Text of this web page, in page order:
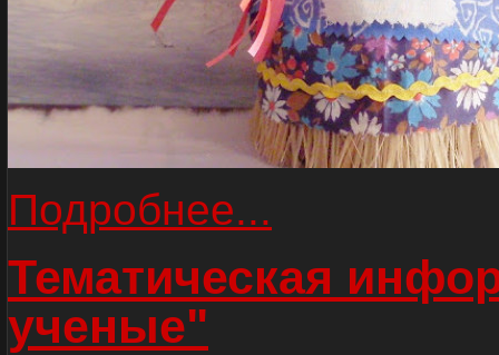
Подробнее...
Тематическая
ученые"